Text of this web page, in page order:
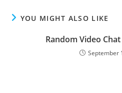
YOU MIGHT ALSO LIKE
Random Video
September